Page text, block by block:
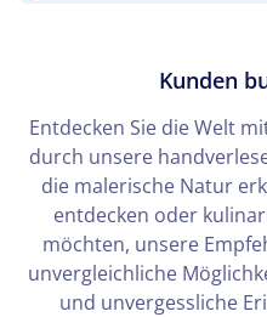
Kunden
Entdecken Sie die Welt
durch unsere
die malerische Natur
entdecken oder
möchten, unsere
unvergleichliche
und unvergessliche